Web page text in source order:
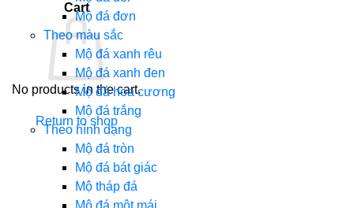
Cart
No products in the cart.
Return to shop
Mộ đá đơn
Theo màu sắc
Mộ đá xanh rêu
Mộ đá xanh đen
Mộ đá hoa cương
Mộ đá trắng
Theo hình dạng
Mộ đá tròn
Mộ đá bát giác
Mộ tháp đá
Mộ đá một mái